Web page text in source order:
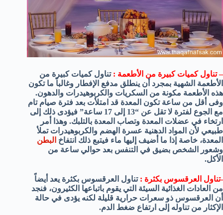
– تناول كميات كبيرة من الأطعمة : تناول كميات كبيرة من
الأطعمة الشهية بمجرد أن ينطلق مدفع الإفطار وغالباً ما تكون
هذه الأطعمة مكونة من السكريات والكربوهيدرات والدهون.
وفى أقل من ساعة تكون المعدة قد امتلأت بعد فترة صيام تام
مع الجوع لفترة لا تقل عن “13 إلى 17 ساعة” فيؤدى ذلك إلى
ارتخاء في عضلات المعدة وتصاب المعدة بالتلبك. وهذا أمر
طبيعي لأن المواد الدهنية عسرة الهضم والكربوهيدرات تملأ
المعدة، خاصة إذا ما أضيف إليها ماء فيتبع ذلك انتفاخ البطن
وشعور الشخص بضيق في التنفس بعد حوالي ساعة من
الأكل.
-تناول العرقسوس بكثرة : تناول العرقسوس بكثرة يعد أيضاً
من العادات الغذائية السيئة التي يقوم باتباعها الكثيرون، فنجد
أن العرقسوس ذو سعرات حرارية قليلة لكنه يؤدى في حالة
الإكثار من تناوله إلى ارتفاع ضغط الدم.